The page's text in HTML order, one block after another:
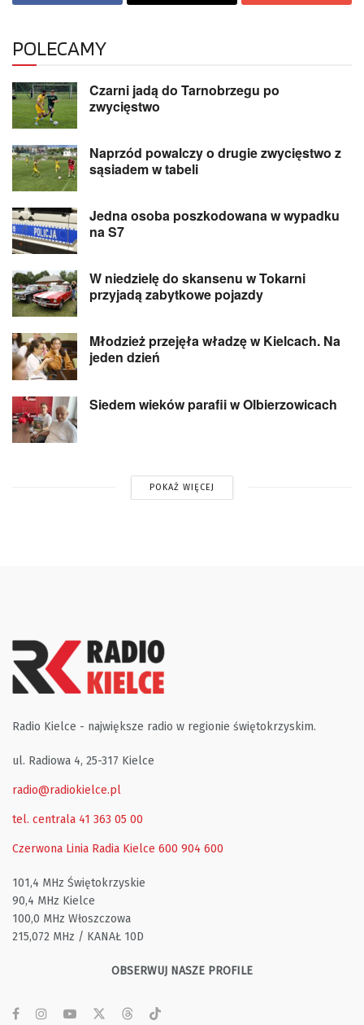
POLECAMY
Czarni jadą do Tarnobrzegu po
zwycięstwo
Naprzód powalczy o drugie zwycięstwo z
sąsiadem w tabeli
Jedna osoba poszkodowana w wypadku
na S7
W niedzielę do skansenu w Tokarni
przyjadą zabytkowe pojazdy
Młodzież przejęła władzę w Kielcach. Na
jeden dzień
Siedem wieków parafii w Olbierzowicach
POKAŻ WIĘCEJ
Radio Kielce - największe radio w regionie świętokrzyskim.
ul. Radiowa 4, 25-317 Kielce
radio@radiokielce.pl
tel. centrala 41 363 05 00
Czerwona Linia Radia Kielce 600 904 600
101,4 MHz Świętokrzyskie
90,4 MHz Kielce
100,0 MHz Włoszczowa
215,072 MHz / KANAŁ 10D
OBSERWUJ NASZE PROFILE